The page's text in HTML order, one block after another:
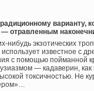
варианту,
— отравленным
экзотических
известное с
с помощью пойманной
— кадаверин,
токсичностью. Не